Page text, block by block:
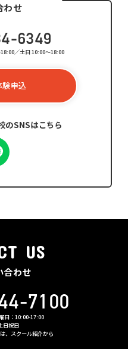
わせ
6349
／土日 10:00～18:00
申込
のSNSはこちら
US
合わせ
7100
日：10:00-17:00
日祝日
、スクール紹介から